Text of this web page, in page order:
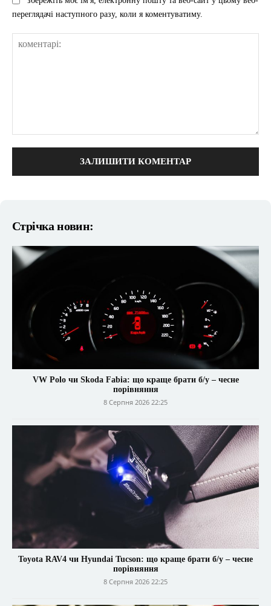
переглядачі наступного разу, коли я коментуватиму.
Стрічка новин:
VW Polo чи Skoda Fabia: що краще брати б/у – чесне
порівняння
8 Серпня 2026 22:25
Toyota RAV4 чи Hyundai Tucson: що краще брати б/у – чесне
порівняння
8 Серпня 2026 22:25